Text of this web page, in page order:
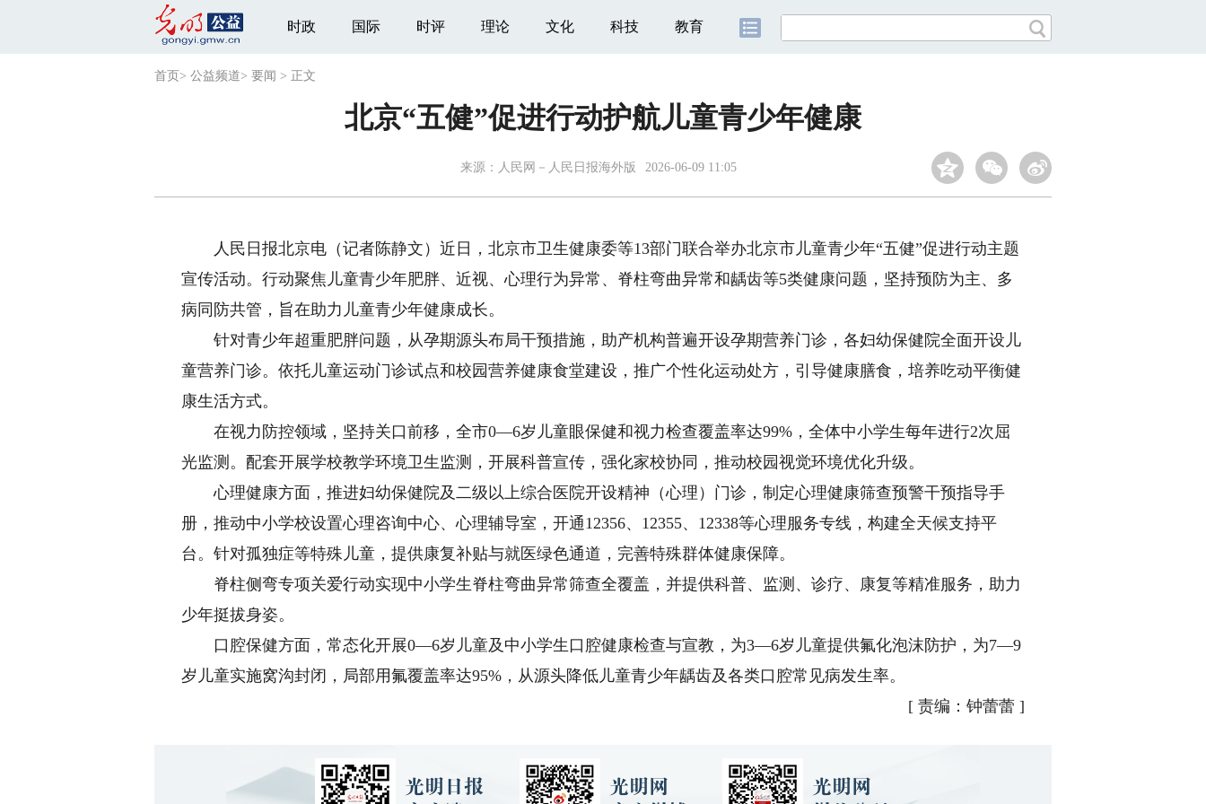
时政 国际 时评 理论 文化 科技 教育
首页 > 公益频道> 要闻 > 正文
北京“五健”促进行动护航儿童青少年健康
来源： 人民网－人民日报海外版 2026-06-09 11:05
人民日报北京电（记者陈静文）近日，北京市卫生健康委等13部门联合举办北京市儿童青少年“五健”促进行动主题
宣传活动。行动聚焦儿童青少年肥胖、近视、心理行为异常、脊柱弯曲异常和龋齿等5类健康问题，坚持预防为主、多
病同防共管，旨在助力儿童青少年健康成长。
针对青少年超重肥胖问题，从孕期源头布局干预措施，助产机构普遍开设孕期营养门诊，各妇幼保健院全面开设儿
童营养门诊。依托儿童运动门诊试点和校园营养健康食堂建设，推广个性化运动处方，引导健康膳食，培养吃动平衡健
康生活方式。
在视力防控领域，坚持关口前移，全市0—6岁儿童眼保健和视力检查覆盖率达99%，全体中小学生每年进行2次屈
光监测。配套开展学校教学环境卫生监测，开展科普宣传，强化家校协同，推动校园视觉环境优化升级。
心理健康方面，推进妇幼保健院及二级以上综合医院开设精神（心理）门诊，制定心理健康筛查预警干预指导手
册，推动中小学校设置心理咨询中心、心理辅导室，开通12356、12355、12338等心理服务专线，构建全天候支持平
台。针对孤独症等特殊儿童，提供康复补贴与就医绿色通道，完善特殊群体健康保障。
脊柱侧弯专项关爱行动实现中小学生脊柱弯曲异常筛查全覆盖，并提供科普、监测、诊疗、康复等精准服务，助力
少年挺拔身姿。
口腔保健方面，常态化开展0—6岁儿童及中小学生口腔健康检查与宣教，为3—6岁儿童提供氟化泡沫防护，为7—9
岁儿童实施窝沟封闭，局部用氟覆盖率达95%，从源头降低儿童青少年龋齿及各类口腔常见病发生率。
[ 责编：钟蕾蕾 ]